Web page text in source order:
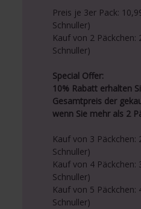
Preis je 3er Pack:
Schnuller)
Kauf von 2 Päckchen:
Schnuller)
Special Offer:
10% Rabatt erhalten
Gesamtpreis der
wenn Sie mehr als 2
Kauf von 3 Päckchen:
Schnuller)
Kauf von 4 Päckchen:
Schnuller)
Kauf von 5 Päckchen:
Schnuller)